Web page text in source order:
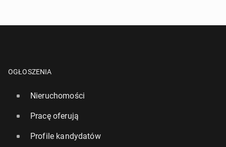
OGŁOSZENIA
Nieruchomości
Pracę oferują
Profile kandydatów